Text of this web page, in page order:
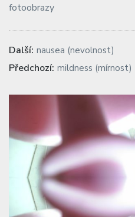
fotoobrazy
Navigace
pro
Další: Previous
post:
nausea (nevolnost)
Předchozí: Next
mildness (mírnost)